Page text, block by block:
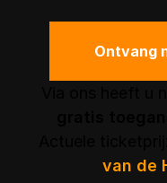
Ontvang
van de